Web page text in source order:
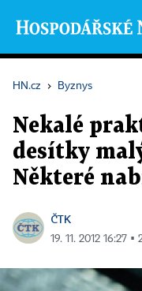
HN.cz › Byznys
Nekalé
desítky
Některé
ČTK
19. 11. 2012 16:27